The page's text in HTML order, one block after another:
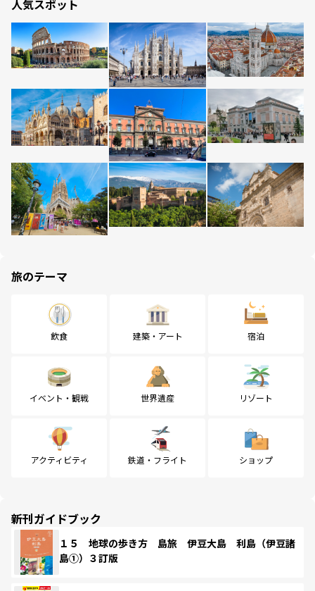
人気スポット
旅のテーマ
飲食 建築・アート 宿泊
イベント・観戦 世界遺産 リゾート
アクティビティ 鉄道・フライト ショップ
新刊ガイドブック
１５ 地球の歩き方 島旅 伊豆大島 利島（伊豆諸
島①）３訂版